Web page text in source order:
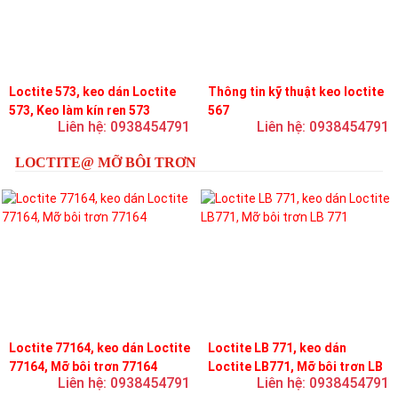
Loctite 573, keo dán Loctite
573, Keo làm kín ren 573
Liên hệ: 0938454791
Thông tin kỹ thuật keo loctite
567
Liên hệ: 0938454791
LOCTITE@ MỠ BÔI TRƠN
Loctite 77164, keo dán Loctite
77164, Mỡ bôi trơn 77164
Liên hệ: 0938454791
Loctite LB 771, keo dán
Loctite LB771, Mỡ bôi trơn LB
Liên hệ: 0938454791